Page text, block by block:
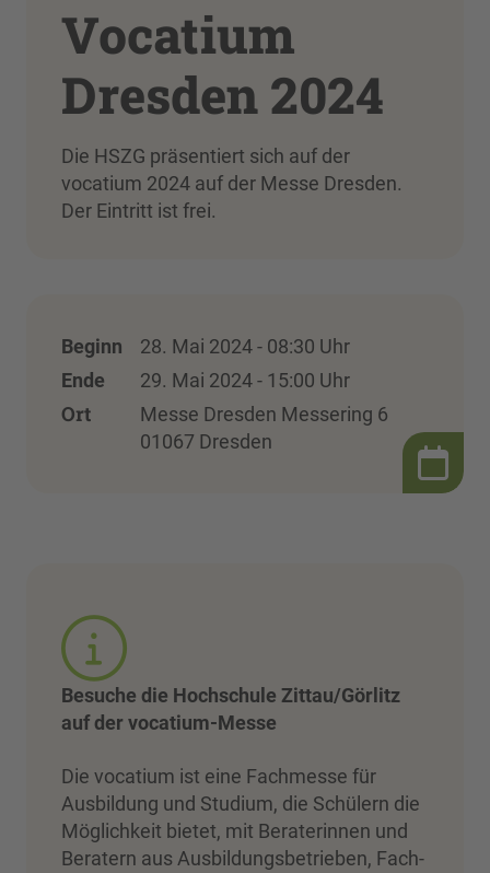
Vocatium
Dresden 2024
Die HSZG präsentiert sich auf der
vocatium 2024 auf der Messe Dresden.
Der Eintritt ist frei.
Beginn
28. Mai 2024 - 08:30 Uhr
Ende
29. Mai 2024 - 15:00 Uhr
Ort
Messe Dresden Messering 6
01067 Dresden
Besuche die Hochschule Zittau/Görlitz
auf der vocatium-Messe
Die vocatium ist eine Fachmesse für
Ausbildung und Studium, die Schülern die
Möglichkeit bietet, mit Beraterinnen und
Beratern aus Ausbildungsbetrieben, Fach-